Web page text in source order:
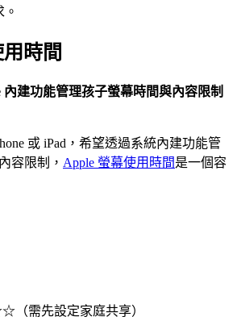
時間
內建功能管理孩子螢幕時間與內容限制
或 iPad，希望透過系統內建功能管
容限制， Apple 螢幕使用時間是一個容
需先設定家庭共享）